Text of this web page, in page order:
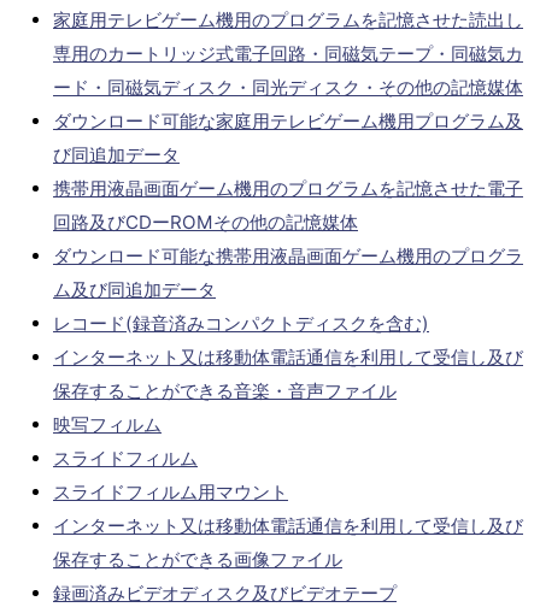
家庭用テレビゲーム機用のプログラムを記憶させた読出し
専用のカートリッジ式電子回路・同磁気テープ・同磁気カ
ード・同磁気ディスク・同光ディスク・その他の記憶媒体
ダウンロード可能な家庭用テレビゲーム機用プログラム及
び同追加データ
携帯用液晶画面ゲーム機用のプログラムを記憶させた電子
回路及びCDーROMその他の記憶媒体
ダウンロード可能な携帯用液晶画面ゲーム機用のプログラ
ム及び同追加データ
レコード(録音済みコンパクトディスクを含む)
インターネット又は移動体電話通信を利用して受信し及び
保存することができる音楽・音声ファイル
映写フィルム
スライドフィルム
スライドフィルム用マウント
インターネット又は移動体電話通信を利用して受信し及び
保存することができる画像ファイル
録画済みビデオディスク及びビデオテープ